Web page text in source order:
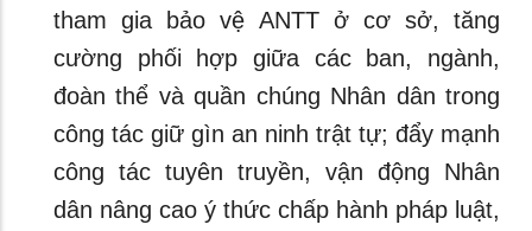
tham gia bảo vệ ANTT ở cơ sở, tăng
cường phối hợp giữa các ban, ngành,
đoàn thể và quần chúng Nhân dân trong
công tác giữ gìn an ninh trật tự; đẩy mạnh
công tác tuyên truyền, vận động Nhân
dân nâng cao ý thức chấp hành pháp luật,